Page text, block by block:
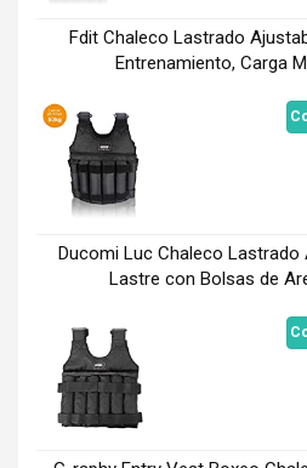
Fdit Chaleco Lastrado
Entrenamiento, Carga
Ducomi Luc Chaleco Lastrado
Lastre con Bolsas de